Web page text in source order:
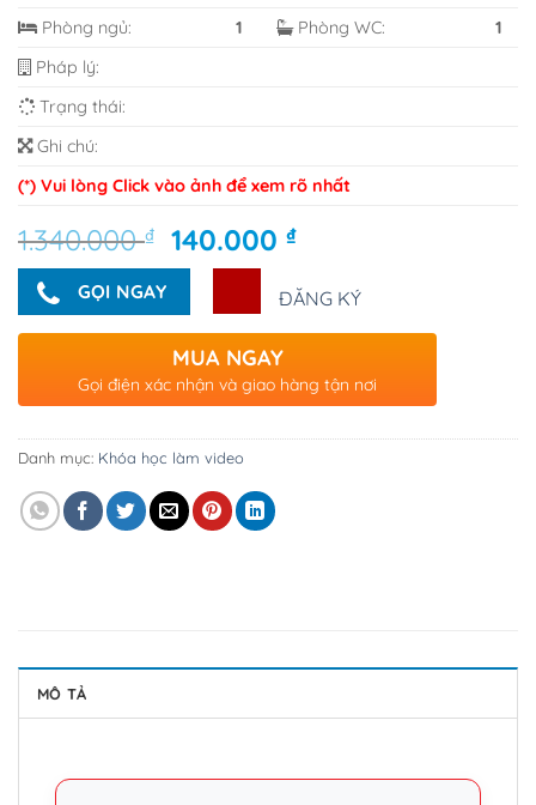
Phòng ngủ:
1 Phòng WC:
1
Pháp lý:
Trạng thái:
Ghi chú:
(*) Vui lòng Click vào ảnh để xem rõ nhất
1.340.000₫
Giá
gốc
1.340.000 ₫.
140.000₫Giá
tại
là:
GỌI NGAY ĐĂNG KÝ
MUA NGAY
Gọi điện xác nhận và giao hàng tận nơi
Danh mục: Khóa học làm video
MÔ TẢ